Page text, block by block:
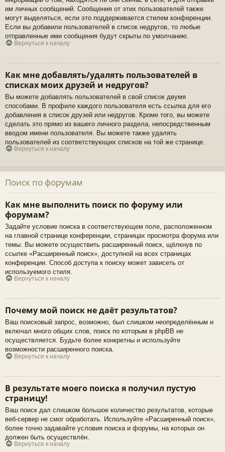
им личных сообщений. Сообщения от этих пользователей также
могут выделяться, если это поддерживается стилем конференции.
Если вы добавили пользователей в список недругов, то любые
отправленные ими сообщения будут скрыты по умолчанию.
Вернуться к началу
Как мне добавлять/удалять пользователей в
списках моих друзей и недругов?
Вы можете добавлять пользователей в свой список двумя
способами. В профиле каждого пользователя есть ссылка для его
добавления в список друзей или недругов. Кроме того, вы можете
сделать это прямо из вашего личного раздела, непосредственным
вводом имени пользователя. Вы можете также удалять
пользователей из соответствующих списков на той же странице.
Вернуться к началу
Поиск по форумам
Как мне выполнить поиск по форуму или
форумам?
Задайте условие поиска в соответствующем поле, расположенном
на главной странице конференции, страницах просмотра форума или
темы. Вы можете осуществить расширенный поиск, щёлкнув по
ссылке «Расширенный поиск», доступной на всех страницах
конференции. Способ доступа к поиску может зависеть от
используемого стиля.
Вернуться к началу
Почему мой поиск не даёт результатов?
Ваш поисковый запрос, возможно, был слишком неопределённым и
включал много общих слов, поиск по которым в phpBB не
осуществляется. Будьте более конкретны и используйте
возможности расширенного поиска.
Вернуться к началу
В результате моего поиска я получил пустую
страницу!
Ваш поиск дал слишком большое количество результатов, которые
веб-сервер не смог обработать. Используйте «Расширенный поиск»,
более точно задавайте условия поиска и форумы, на которых он
должен быть осуществлён.
Вернуться к началу